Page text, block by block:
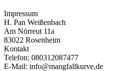
Impressum
H. Pan Weißenbach
Am Nörreut 11a
83022 Rosenheim
Kontakt
Telefon: 080312087477
E-Mail: info@mangfallkurve,de